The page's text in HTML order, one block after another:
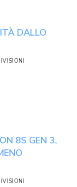
DALLO
8S GEN 3,